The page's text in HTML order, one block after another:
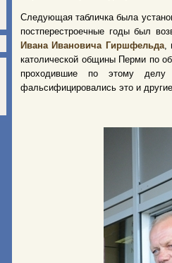
Следующая табличка была
постперестроечные годы был
Ивана Ивановича Гиршфельда,
католической общины Перми по
проходившие по этому делу
фальсифицировались это и